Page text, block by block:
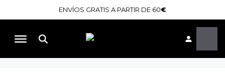
al
ENVÍOS GRATIS A PARTIR DE 60€
Buscar